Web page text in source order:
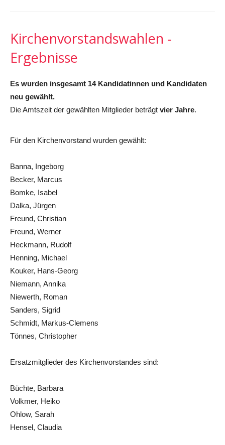
Kirchenvorstandswahlen -
Ergebnisse
Es wurden insgesamt 14 Kandidatinnen und Kandidaten
neu gewählt.
Die Amtszeit der gewählten Mitglieder beträgt vier Jahre.
Für den Kirchenvorstand wurden gewählt:
Banna, Ingeborg
Becker, Marcus
Bomke, Isabel
Dalka, Jürgen
Freund, Christian
Freund, Werner
Heckmann, Rudolf
Henning, Michael
Kouker, Hans-Georg
Niemann, Annika
Niewerth, Roman
Sanders, Sigrid
Schmidt, Markus-Clemens
Tönnes, Christopher
Ersatzmitglieder des Kirchenvorstandes sind:
Büchte, Barbara
Volkmer, Heiko
Ohlow, Sarah
Hensel, Claudia